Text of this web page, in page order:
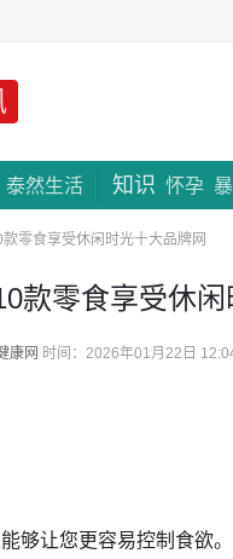
泰然生活 知识 怀孕
零食享受休闲时光十大品牌网
零食享受休闲
康网 时间：2026年01月22日
够让您更容易控制食欲